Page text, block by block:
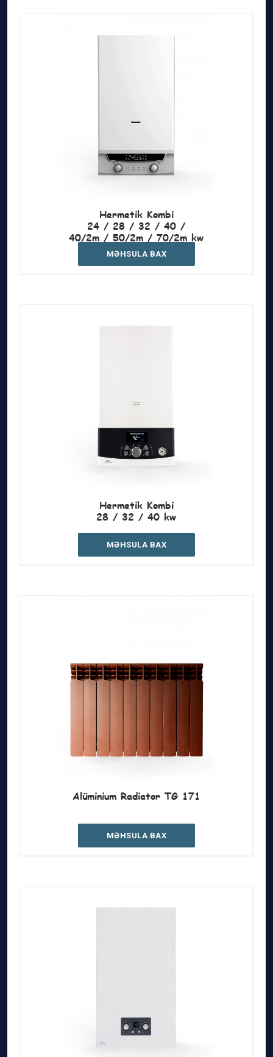
Hermetik Kombi
24 / 28 / 32 / 40 /
40/2m / 50/2m / 70/2m kw
MƏHSULA BAX
Hermetik Kombi
28 / 32 / 40 kw
MƏHSULA BAX
Alüminium Radiator TG 171
MƏHSULA BAX